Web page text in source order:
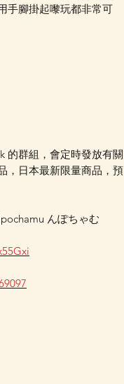
手腳掛起嚟玩都非常可
的群組，會定時發放有關
，日本最新限量商品，預
んぽちゃむ